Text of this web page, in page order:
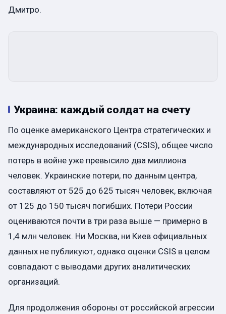
Дмитро.
Украина: каждый солдат на счету
По оценке американского Центра стратегических и
международных исследований (CSIS), общее число
потерь в войне уже превысило два миллиона
человек. Украинские потери, по данным центра,
составляют от 525 до 625 тысяч человек, включая
от 125 до 150 тысяч погибших. Потери России
оцениваются почти в три раза выше — примерно в
1,4 млн человек. Ни Москва, ни Киев официальных
данных не публикуют, однако оценки CSIS в целом
совпадают с выводами других аналитических
организаций.
Для продолжения обороны от российской агрессии